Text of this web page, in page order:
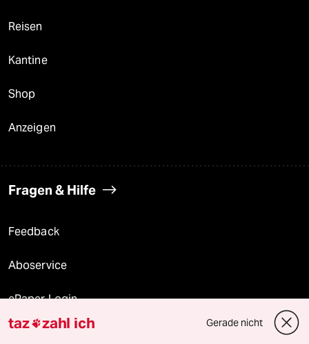
Reisen
Kantine
Shop
Anzeigen
Fragen & Hilfe
Feedback
Aboservice
ePaper Login
Downloads für Abonnierende
taz zahl ich Gerade nicht